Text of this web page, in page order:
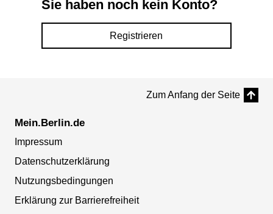
Sie haben noch kein Konto?
Registrieren
Zum Anfang der Seite
Mein.Berlin.de
Impressum
Datenschutzerklärung
Nutzungsbedingungen
Erklärung zur Barrierefreiheit